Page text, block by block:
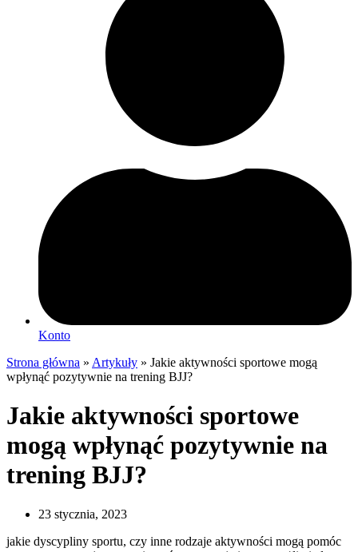
Konto
Strona główna » Artykuły » Jakie aktywności sportowe mogą
wpłynąć pozytywnie na trening BJJ?
Jakie aktywności sportowe
mogą wpłynąć pozytywnie na
trening BJJ?
23 stycznia, 2023
jakie dyscypliny sportu, czy inne rodzaje aktywności mogą pomóc